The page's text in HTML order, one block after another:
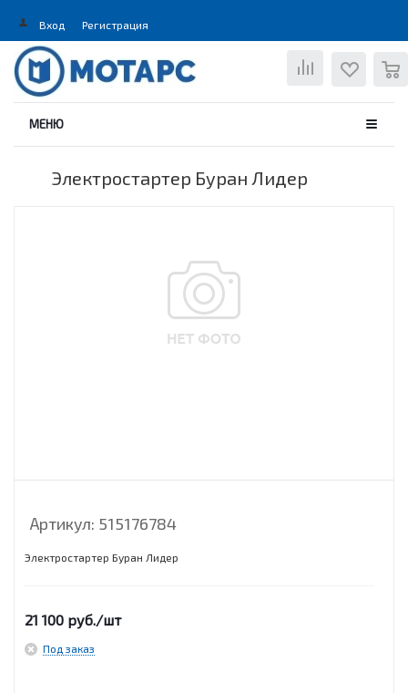
Вход Регистрация
МЕНЮ
Электростартер Буран Лидер
Артикул: 515176784
Электростартер Буран Лидер
21 100 руб./шт
Под заказ